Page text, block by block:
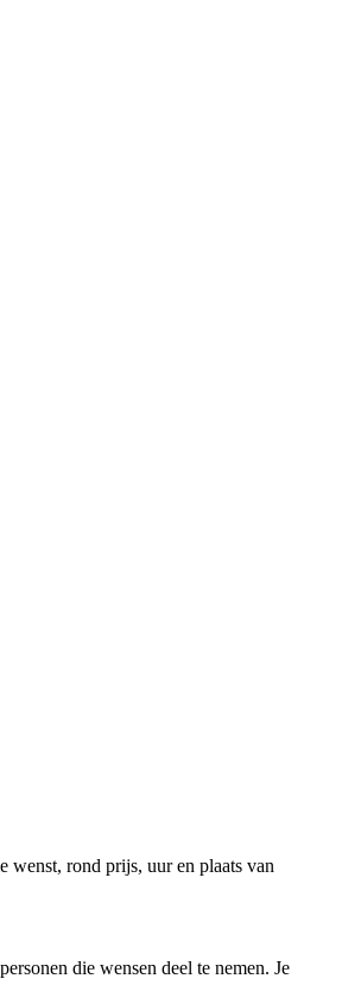
wenst, rond prijs, uur en plaats van
die wensen deel te nemen. Je